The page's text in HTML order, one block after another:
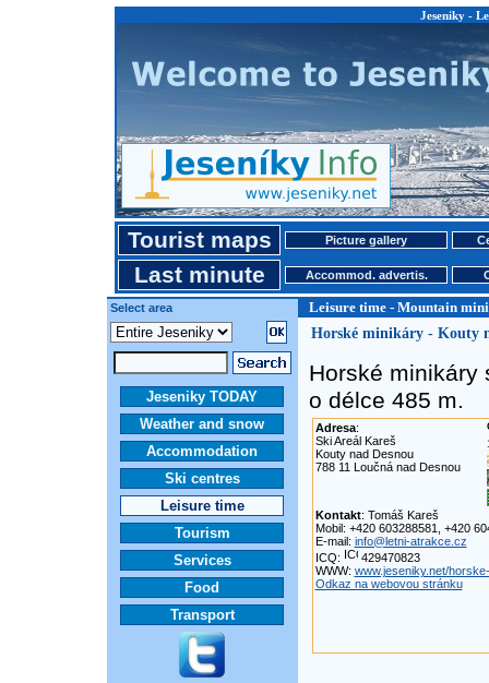
Jeseniky -
Tourist maps Picture gallery
Last minute Accommod. advertis.
Select area Leisure time - Mountain
Jeseniky TODAY
Weather and snow
Accommodation
Ski centres
Leisure time
Tourism
Services
Food
Transport
Horské minikáry - Kouty
Horské minikáry
o délce 485 m.
Adresa:
Ski Areál Kareš
Kouty nad Desnou
788 11 Loučná nad Desnou
Kontakt: Tomáš Kareš
Mobil: +420 603288581, +420
E-mail: info@letni-atrakce.cz
ICQ:
429470823
WWW: www.jeseniky.net/
Odkaz na webovou stránku